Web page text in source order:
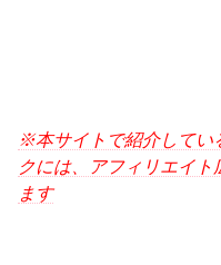
※本サイトで紹介してい
クには、アフィリエイ
ます